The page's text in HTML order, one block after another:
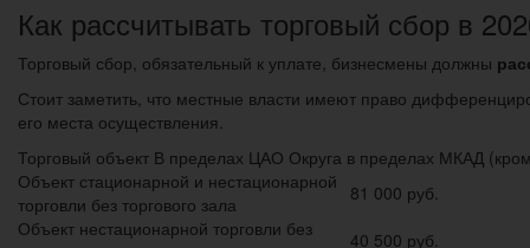
Как рассчитывать торговый сбор в
Торговый сбор, обязательный к уплате, бизнесмены должны
Стоит заметить, что местные власти имеют право
его места осуществления.
Торговый объект В пределах ЦАО Округа в пределах МКАД
Объект стационарной и нестационарной
торговли без торгового зала
81 000 руб.
Объект нестационарной торговли без
40 500 руб.